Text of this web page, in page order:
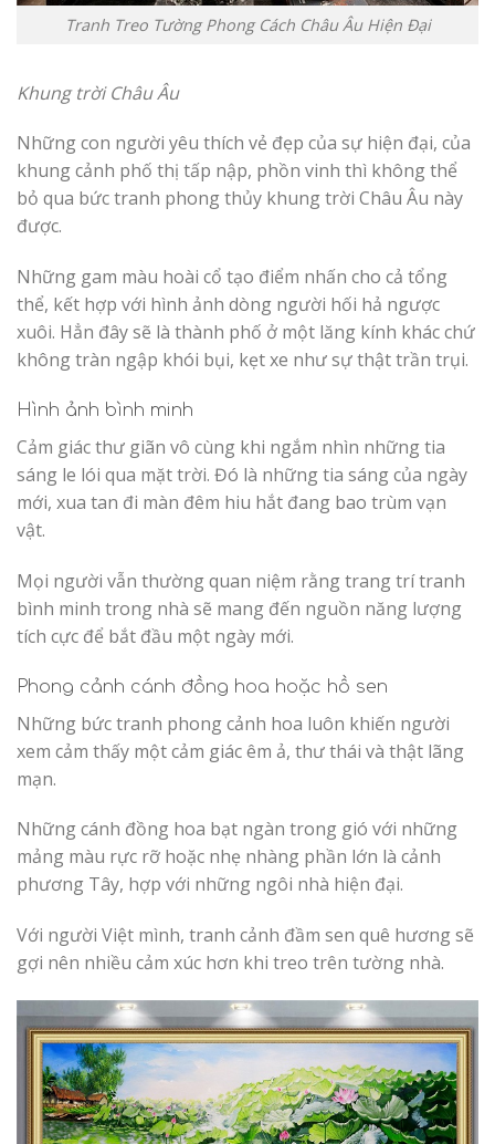
Tranh Treo Tường Phong Cách Châu Âu Hiện Đại
Khung trời Châu Âu
Những con người yêu thích vẻ đẹp của sự hiện đại, của
khung cảnh phố thị tấp nập, phồn vinh thì không thể
bỏ qua bức tranh phong thủy khung trời Châu Âu này
được.
Những gam màu hoài cổ tạo điểm nhấn cho cả tổng
thể, kết hợp với hình ảnh dòng người hối hả ngược
xuôi. Hẳn đây sẽ là thành phố ở một lăng kính khác chứ
không tràn ngập khói bụi, kẹt xe như sự thật trần trụi.
Hình ảnh bình minh
Cảm giác thư giãn vô cùng khi ngắm nhìn những tia
sáng le lói qua mặt trời. Đó là những tia sáng của ngày
mới, xua tan đi màn đêm hiu hắt đang bao trùm vạn
vật.
Mọi người vẫn thường quan niệm rằng trang trí tranh
bình minh trong nhà sẽ mang đến nguồn năng lượng
tích cực để bắt đầu một ngày mới.
Phong cảnh cánh đồng hoa hoặc hồ sen
Những bức tranh phong cảnh hoa luôn khiến người
xem cảm thấy một cảm giác êm ả, thư thái và thật lãng
mạn.
Những cánh đồng hoa bạt ngàn trong gió với những
mảng màu rực rỡ hoặc nhẹ nhàng phần lớn là cảnh
phương Tây, hợp với những ngôi nhà hiện đại.
Với người Việt mình, tranh cảnh đầm sen quê hương sẽ
gợi nên nhiều cảm xúc hơn khi treo trên tường nhà.